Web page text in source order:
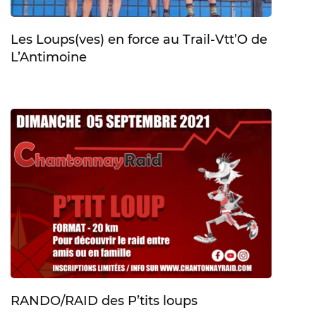
Les Loups(ves) en force au Trail-Vtt’O de
L’Antimoine
RANDO/RAID des P’tits loups